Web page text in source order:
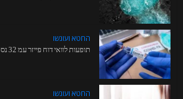
החטא ועונשו
תופעות לוואי דוח פייזר עמ 32 נספח 3
החטא ועונשו